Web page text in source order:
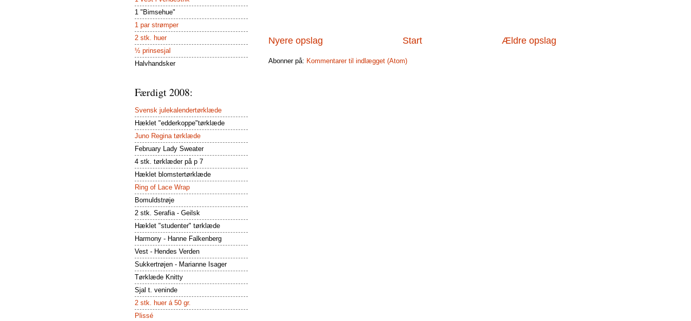
Nyere opslag Ældre opslag
Start
Abonner på: Kommentarer til indlægget (Atom)
1 "Bimsehue"
1 par strømper
2 stk. huer
½ prinsesjal
Halvhandsker
Færdigt 2008:
Svensk julekalendertørklæde
Hæklet "edderkoppe"tørklæde
Juno Regina tørklæde
February Lady Sweater
4 stk. tørklæder på p 7
Hæklet blomstertørklæde
Ring of Lace Wrap
Bomuldstrøje
2 stk. Serafia - Geilsk
Hæklet "studenter" tørklæde
Harmony - Hanne Falkenberg
Vest - Hendes Verden
Sukkertrøjen - Marianne Isager
Tørklæde Knitty
Sjal t. veninde
2 stk. huer á 50 gr.
Plissé